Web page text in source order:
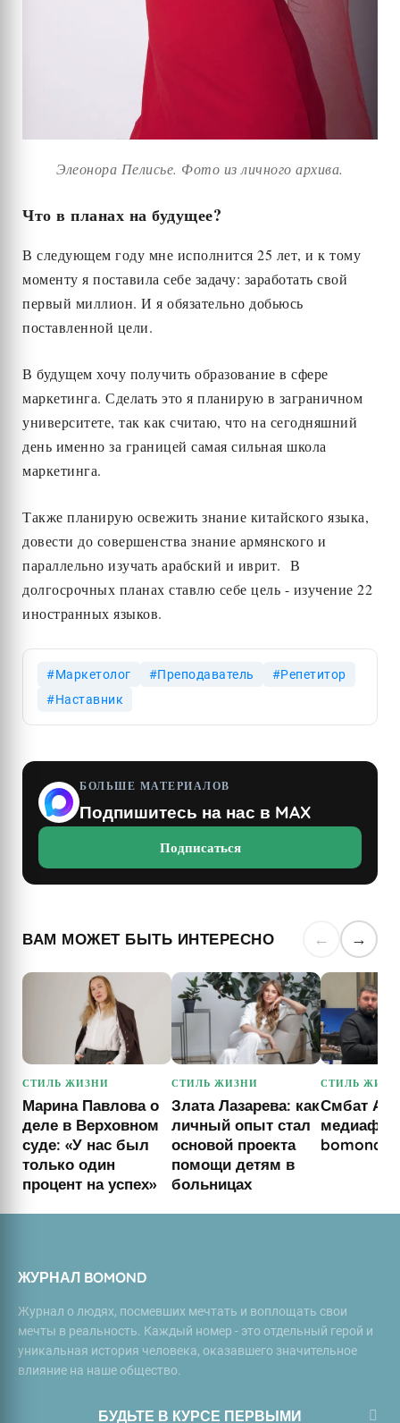
Элеонора Пелисье. Фото из личного архива.
Что в планах на будущее?
В следующем году мне исполнится 25 лет, и к тому
моменту я поставила себе задачу: заработать свой
первый миллион. И я обязательно добьюсь
поставленной цели.
В будущем хочу получить образование в сфере
маркетинга. Сделать это я планирую в заграничном
университете, так как считаю, что на сегодняшний
день именно за границей самая сильная школа
маркетинга.
Также планирую освежить знание китайского языка,
довести до совершенства знание армянского и
параллельно изучать арабский и иврит. В
долгосрочных планах ставлю себе цель - изучение 22
иностранных языков.
Маркетолог Преподаватель
Репетитор
Наставник
БОЛЬШЕ МАТЕРИАЛОВ
Подпишитесь на нас в MAX
Подписаться
ВАМ МОЖЕТ БЫТЬ ИНТЕРЕСНО ← →
СТИЛЬ ЖИЗНИ
Марина Павлова о
деле в Верховном
суде: «У нас был
только один
процент на успех»
СТИЛЬ ЖИЗНИ
Злата Лазарева: как
личный опыт стал
основой проекта
помощи детям в
больницах
СТИЛЬ
Смбат
bomond
ЖУРНАЛ BOMOND
Журнал о людях, посмевших мечтать и воплощать свои
мечты в реальность. Каждый номер - это отдельный герой и
уникальная история человека, оказавшего значительное
влияние на наше общество.
БУДЬТЕ В КУРСЕ ПЕРВЫМИ